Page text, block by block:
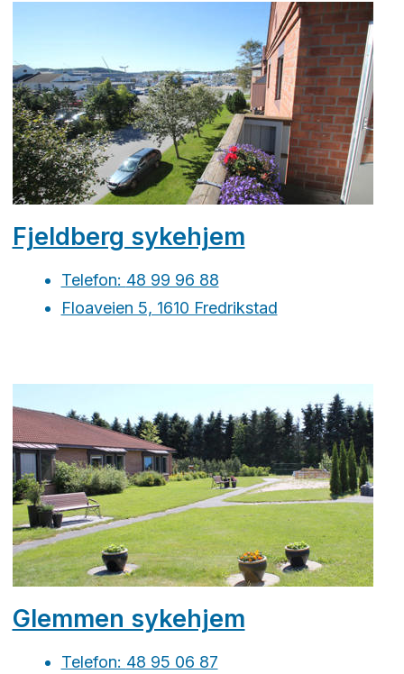
Fjeldberg sykehjem
Telefon: 48 99 96 88
Floaveien 5, 1610 Fredrikstad
Glemmen sykehjem
Telefon: 48 95 06 87